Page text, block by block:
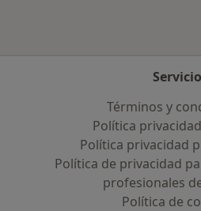
Servicio
Términos y
Política
Política privacidad
Política de privacidad
profesionales
Política de